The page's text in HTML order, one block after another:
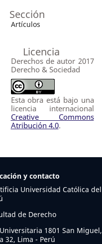
Sección
Artículos
Licencia
Derechos de autor 2017
Derecho & Sociedad
Esta obra está bajo una
licencia internacional
Creative Commons
Atribución 4.0.
y contacto
Universidad Católica del
de Derecho
1801 San Miguel,
32, Lima - Perú